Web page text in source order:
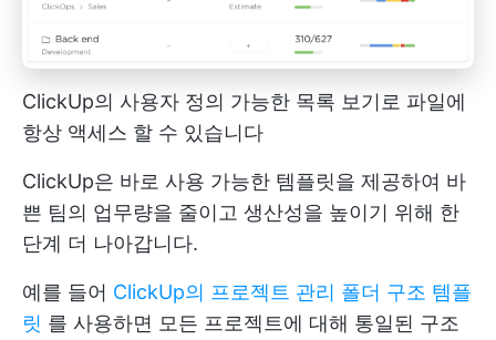
ClickUp의 사용자 정의 가능한 목록 보기로 파일에
항상 액세스 할 수 있습니다
ClickUp은 바로 사용 가능한 템플릿을 제공하여 바
쁜 팀의 업무량을 줄이고 생산성을 높이기 위해 한
단계 더 나아갑니다.
예를 들어 ClickUp의 프로젝트 관리 폴더 구조 템플
릿 를 사용하면 모든 프로젝트에 대해 통일된 구조